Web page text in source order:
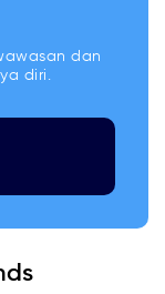
dan
diri.